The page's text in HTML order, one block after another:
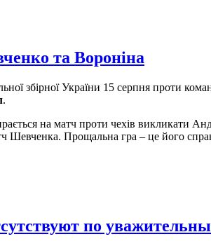
та Вороніна
збірної України 15 серпня проти
.
на матч проти чехів викликати
Прощальна гра – це його
по